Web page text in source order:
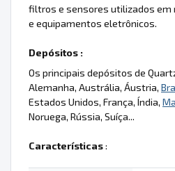
filtros e sensores utilizados em
e equipamentos eletrônicos.
Depósitos :
Os principais depósitos de
Alemanha, Austrália, Áustria,
Estados Unidos, França, Índia,
Noruega, Rússia, Suíça...
Características: